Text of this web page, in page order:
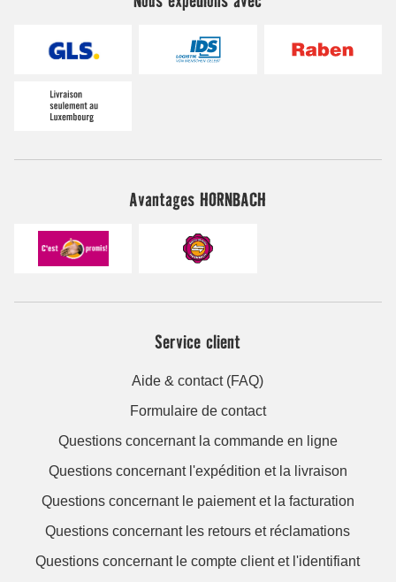
Avantages HORNBACH
Service client
Aide & contact (FAQ)
Formulaire de contact
Questions concernant la commande en ligne
Questions concernant l'expédition et la livraison
Questions concernant le paiement et la facturation
Questions concernant les retours et réclamations
Questions concernant le compte client et l'identifiant